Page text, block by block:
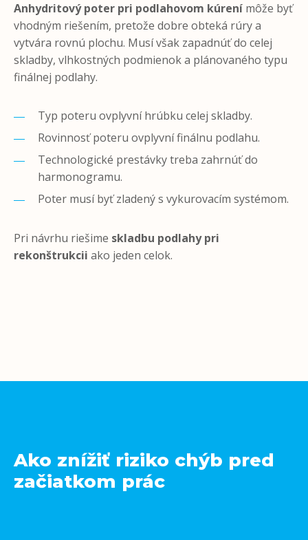
Anhydritový poter pri podlahovom kúrení môže byť
vhodným riešením, pretože dobre obteká rúry a
vytvára rovnú plochu. Musí však zapadnúť do celej
skladby, vlhkostných podmienok a plánovaného typu
finálnej podlahy.
Typ poteru ovplyvní hrúbku celej skladby.
Rovinnosť poteru ovplyvní finálnu podlahu.
Technologické prestávky treba zahrnúť do
harmonogramu.
Poter musí byť zladený s vykurovacím systémom.
Pri návrhu riešime skladbu podlahy pri
rekonštrukcii ako jeden celok.
Ako znížiť riziko chýb pred
začiatkom prác